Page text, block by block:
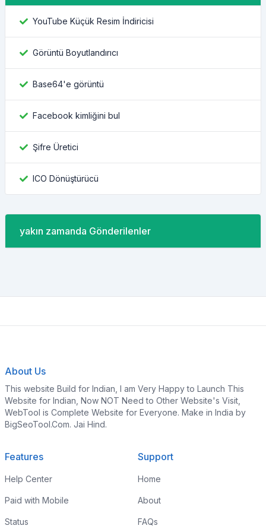
YouTube Küçük Resim İndiricisi
Görüntü Boyutlandırıcı
Base64'e görüntü
Facebook kimliğini bul
Şifre Üretici
ICO Dönüştürücü
yakın zamanda Gönderilenler
About Us
This website Build for Indian, I am Very Happy to Launch This
Website for Indian, Now NOT Need to Other Website's Visit,
WebTool is Complete Website for Everyone. Make in India by
BigSeoTool.Com. Jai Hind.
Features
Help Center
Paid with Mobile
Status
Support
Home
About
FAQs